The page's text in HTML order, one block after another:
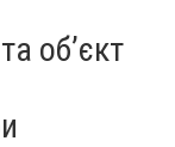
об’єкт